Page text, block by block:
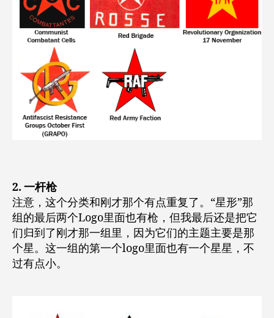
2. 一杆枪
注意，这个分类和刚才那个有点重复了。“星形”那
组的最后两个Logo里面也有枪，但我最后还是把它
们归到了刚才那一组里，因为它们的主题主要是那
个星。这一组的第一个logo里面也有一个星星，不
过有点小。